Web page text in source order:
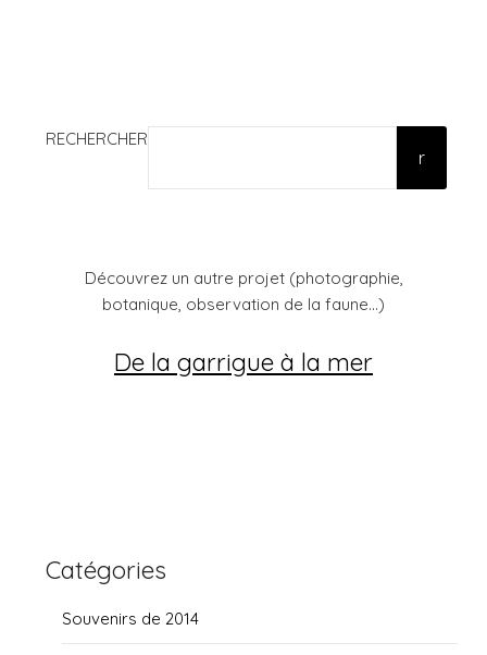
RECHERCHER
r
Découvrez un autre projet (photographie,
botanique, observation de la faune...)
De la garrigue à la mer
Catégories
Souvenirs de 2014